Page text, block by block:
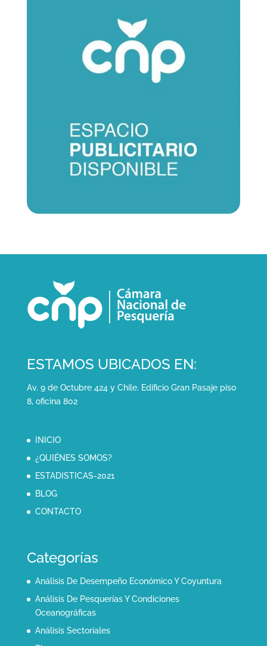
ESTAMOS UBICADOS EN:
Av. 9 de Octubre 424 y Chile. Edificio Gran Pasaje piso
8, oficina 802
INICIO
¿QUIÉNES SOMOS?
ESTADISTICAS-2021
BLOG
CONTACTO
Categorías
Análisis De Desempeño Económico Y Coyuntura
Análisis De Pesquerías Y Condiciones
Oceanográficas
Análisis Sectoriales